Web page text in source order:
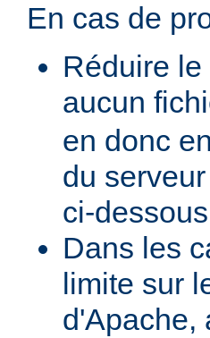
En cas de
Réduire
aucun
en donc
du
ci-
Dans les
limite sur
d'Apache,